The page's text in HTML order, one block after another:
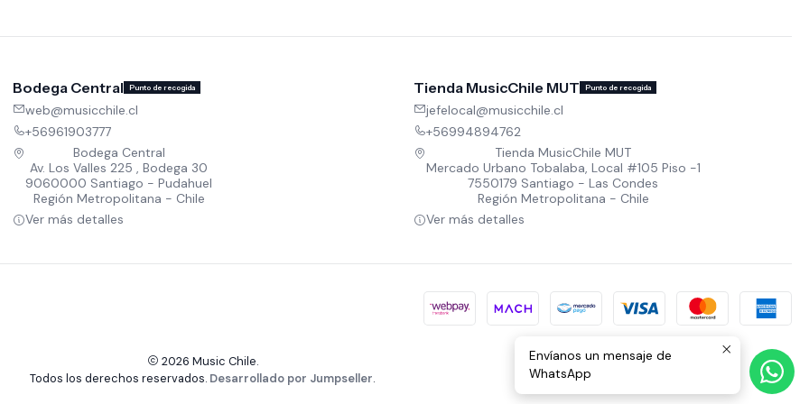
Bodega Central Punto de recogida
web@musicchile.cl
+56961903777
Bodega Central
Av. Los Valles 225 , Bodega 30
9060000 Santiago - Pudahuel
Región Metropolitana - Chile
Ver más detalles
Tienda MusicChile MUT Punto de recogida
jefelocal@musicchile.cl
+56994894762
Tienda MusicChile MUT
Mercado Urbano Tobalaba, Local #105 Piso -1
7550179 Santiago - Las Condes
Región Metropolitana - Chile
Ver más detalles
2026 Music Chile.
Todos los derechos reservados. Desarrollado por Jumpseller.
Envíanos un mensaje de
WhatsApp